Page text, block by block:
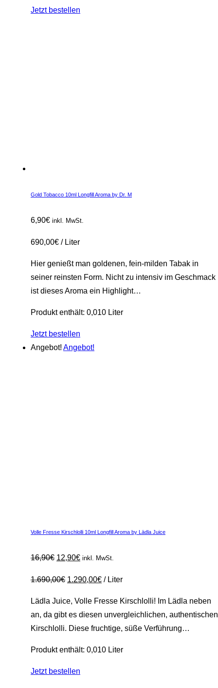
Jetzt bestellen
Gold Tobacco 10ml Longfill Aroma by Dr. M
6,90€ inkl. MwSt.
690,00€ / Liter
Hier genießt man goldenen, fein-milden Tabak in
seiner reinsten Form. Nicht zu intensiv im Geschmack
ist dieses Aroma ein Highlight…
Produkt enthält: 0,010 Liter
Jetzt bestellen
Angebot! Angebot!
Volle Fresse Kirschlolli 10ml Longfill Aroma by Lädla Juice
16,90€ Ursprünglicher
war:
16,90€
12,90€Aktueller
ist:
12,90€.
inkl. MwSt.
1.690,00€ 1.290,00€ / Liter
Lädla Juice, Volle Fresse Kirschlolli! Im Lädla neben
an, da gibt es diesen unvergleichlichen, authentischen
Kirschlolli. Diese fruchtige, süße Verführung…
Produkt enthält: 0,010 Liter
Jetzt bestellen